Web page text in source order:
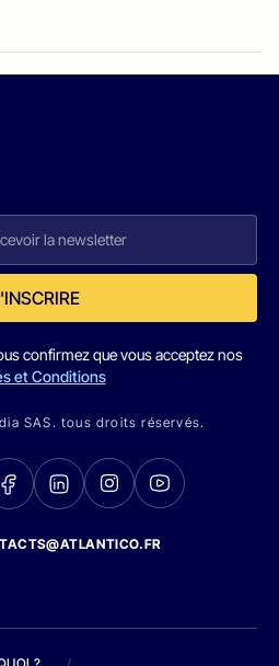
confirmez que vous acceptez nos
et Conditions
SAS. tous droits réservés.